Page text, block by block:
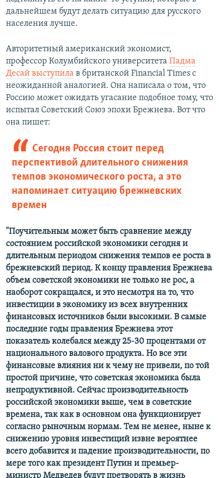
дальнейшем будут делать ситуацию для русского
населения лучше.
Авторитетный американский экономист,
профессор Колумбийского университета Падма
Десай выступила в британской Financial Times с
неожиданной аналогией. Она написала о том, что
Россию может ожидать угасание подобное тому, что
испытал Советский Союз эпохи Брежнева. Вот что
она пишет:
Сегодня Россия стоит перед
перспективой длительного снижения
темпов экономического роста, а это
напоминает ситуацию брежневских
времен
"Поучительным может быть сравнение между
состоянием российской экономики сегодня и
длительным периодом снижения темпов ее роста в
брежневский период. К концу правления Брежнева
объем советской экономики не только не рос, а
наоборот сокращался, и это несмотря на то, что
инвестиции в экономику из всех внутренних
финансовых источников были высокими. В самые
последние годы правления Брежнева этот
показатель колебался между 25-30 процентами от
национального валового продукта. Но все эти
финансовые влияния ни к чему не привели, по той
простой причине, что советская экономика была
непродуктивной. Сейчас производительность
российской экономики выше, чем в советские
времена, так как в основном она функционирует
согласно рыночным нормам. Тем не менее, ныне к
снижению уровня инвестиций извне вероятнее
всего добавится и падение производительности, по
мере того как президент Путин и премьер-
министр Медведев будут претворять в жизнь